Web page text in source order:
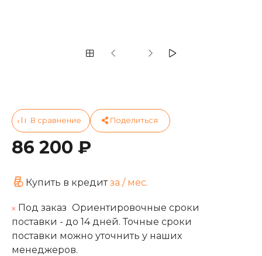
86 200 ₽
Купить в кредитза / мес.
Под заказ Ориентировочные сроки
поставки - до 14 дней. Точные сроки
поставки можно уточнить у наших
менеджеров.